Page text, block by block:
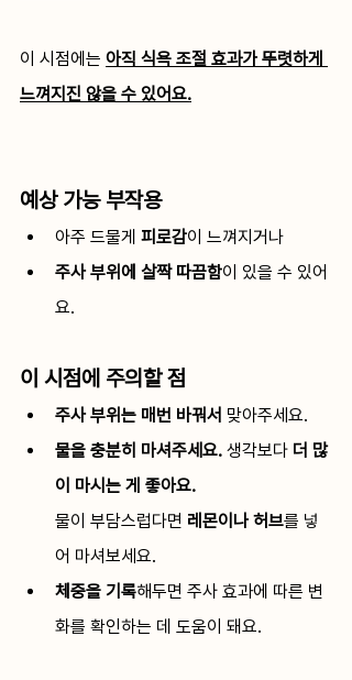
이 시점에는 아직 식욕 조절 효과가 뚜렷하게
느껴지진 않을 수 있어요.
예상 가능 부작용
아주 드물게 피로감이 느껴지거나
주사 부위에 살짝 따끔함이 있을 수 있어
요.
이 시점에 주의할 점
주사 부위는 매번 바꿔서 맞아주세요.
물을 충분히 마셔주세요. 생각보다 더 많
이 마시는 게 좋아요.
물이 부담스럽다면 레몬이나 허브를 넣
어 마셔보세요.
체중을 기록해두면 주사 효과에 따른 변
화를 확인하는 데 도움이 돼요.